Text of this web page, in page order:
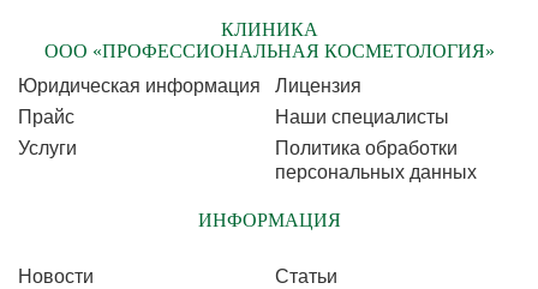
КЛИНИКА
ООО «ПРОФЕССИОНАЛЬНАЯ КОСМЕТОЛОГИЯ»
Юридическая информация
Лицензия
Прайс
Наши специалисты
Услуги
Политика обработки
персональных данных
ИНФОРМАЦИЯ
Новости Статьи